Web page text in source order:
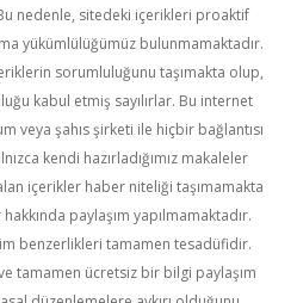
nedenle, sitedeki içerikleri proaktif
yükümlülüğümüz bulunmamaktadır.
sorumluluğunu taşımakta olup,
kabul etmiş sayılırlar. Bu internet
veya şahıs şirketi ile hiçbir bağlantısı
kendi hazırladığımız makaleler
içerikler haber niteliği taşımamakta
paylaşım yapılmamaktadır.
benzerlikleri tamamen tesadüfidir.
tamamen ücretsiz bir bilgi paylaşım